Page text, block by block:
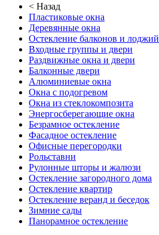
< Назад
Пластиковые окна
Деревянные окна
Остекление балконов и лоджий
Входные группы и двери
Раздвижные окна и двери
Балконные двери
Алюминиевые окна
Окна с подогревом
Окна из стеклокомпозита
Энергосберегающие окна
Безрамное остекление
Фасадное остекление
Офисные перегородки
Рольставни
Рулонные шторы и жалюзи
Остекление загородного дома
Остекление квартир
Остекление веранд и беседок
Зимние сады
Панорамное остекление